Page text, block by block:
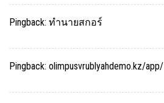
Pingback: ทำนายสกอร์
Pingback: olimpusvrublyahdemo.kz/app/